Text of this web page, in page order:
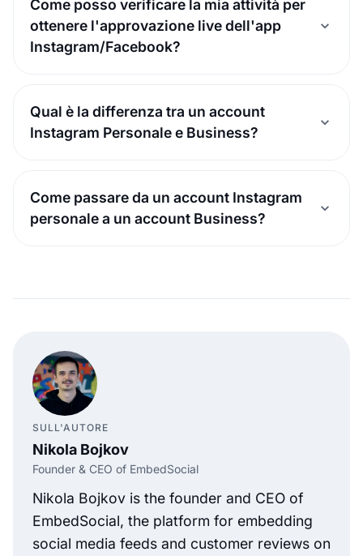
Come posso verificare la mia attività per
ottenere l'approvazione live dell'app
Instagram/Facebook?
Qual è la differenza tra un account
Instagram Personale e Business?
Come passare da un account Instagram
personale a un account Business?
SULL'AUTORE
Nikola Bojkov
Founder & CEO of EmbedSocial
Nikola Bojkov is the founder and CEO of
EmbedSocial, the platform for embedding
social media feeds and customer reviews on